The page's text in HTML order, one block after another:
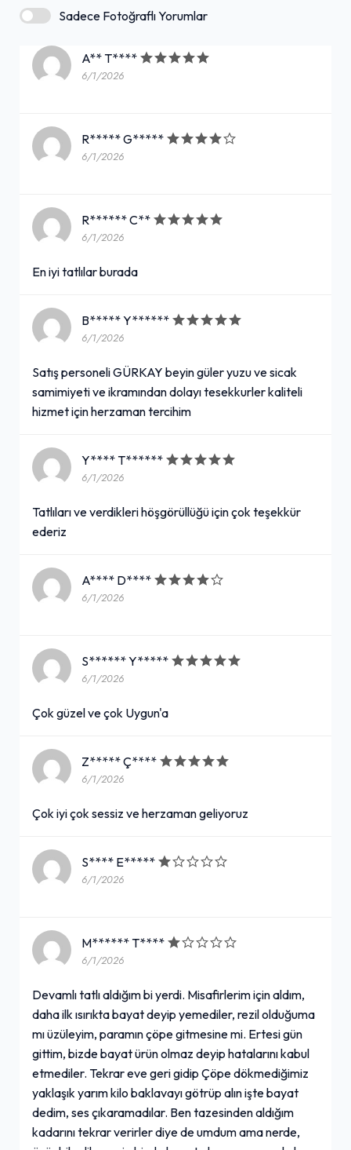
Sadece Fotoğraflı Yorumlar
A** T****
6/1/2026
R***** G*****
6/1/2026
R****** C**
6/1/2026
En iyi tatlılar burada
B***** Y******
6/1/2026
Satış personeli GÜRKAY beyin güler yuzu ve sicak
samimiyeti ve ikramından dolayı tesekkurler kaliteli
hizmet için herzaman tercihim
Y**** T******
6/1/2026
Tatlıları ve verdikleri höşgörüllüğü için çok teşekkür
ederiz
A**** D****
6/1/2026
S****** Y*****
6/1/2026
Çok güzel ve çok Uygun'a
Z***** Ç****
6/1/2026
Çok iyi çok sessiz ve herzaman geliyoruz
S**** E*****
6/1/2026
M****** T****
6/1/2026
Devamlı tatlı aldığım bi yerdi. Misafirlerim için aldım,
daha ilk ısırıkta bayat deyip yemediler, rezil olduğuma
mı üzüleyim, paramın çöpe gitmesine mi. Ertesi gün
gittim, bizde bayat ürün olmaz deyip hatalarını kabul
etmediler. Tekrar eve geri gidip Çöpe dökmediğimiz
yaklaşık yarım kilo baklavayı götrüp alın işte bayat
dedim, ses çıkaramadılar. Ben tazesinden aldığım
kadarını tekrar verirler diye de umdum ama nerde,